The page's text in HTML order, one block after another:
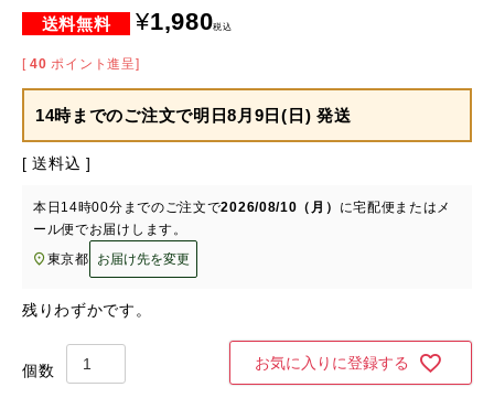
¥1,980税込
[ 40 ポイント進呈]
14時までのご注文で明日8月9日(日) 発送
送料込
本日 14時00分 までのご注文で2026/08/10（月） に宅配便またはメ
ール便でお届けします。
東京都
お届け先を変更
残りわずかです。
お気に入りに登録する